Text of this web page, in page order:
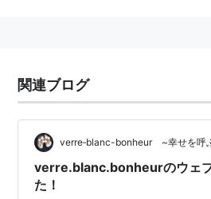
関連ブログ
verre‐blanc-bonheur ~幸せを呼
verre.blanc.bonheurのウェ
た！